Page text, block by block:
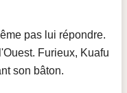
pas lui répondre.
Furieux, Kuafu
son bâton.